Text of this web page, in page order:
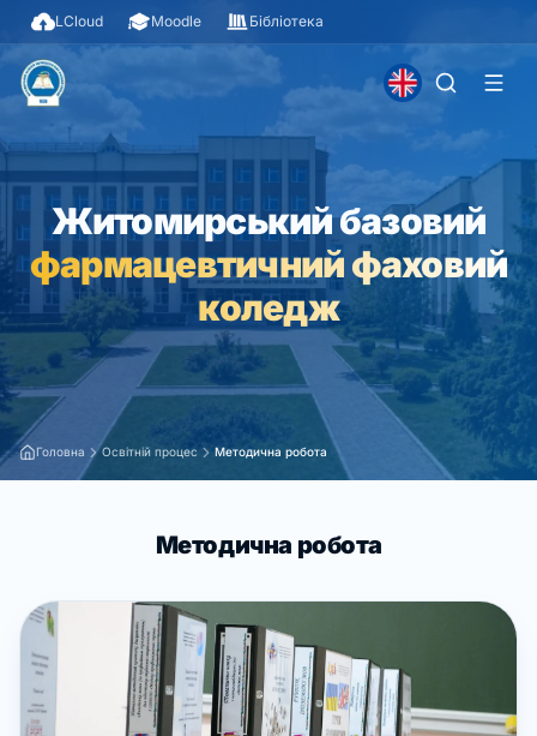
LCloud Moodle Бібліотека
Житомирський базовий
фармацевтичний фаховий
коледж
Головна Освітній процес Методична робота
Методична робота